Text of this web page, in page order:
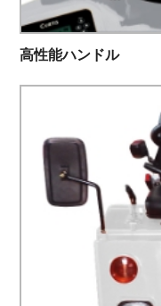
高性能ハンドル